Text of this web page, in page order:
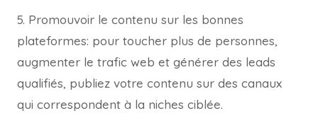
5. Promouvoir le contenu sur les bonnes
plateformes: pour toucher plus de personnes,
augmenter le trafic web et générer des leads
qualifiés, publiez votre contenu sur des canaux
qui correspondent à la niches ciblée.